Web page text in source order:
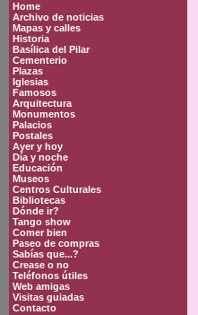
Home
Archivo de noticias
Mapas y calles
Historia
Basílica del Pilar
Cementerio
Plazas
Iglesias
Famosos
Arquitectura
Monumentos
Palacios
Postales
Ayer y hoy
Día y noche
Educación
Museos
Centros Culturales
Bibliotecas
Dónde ir?
Tango show
Comer bien
Paseo de compras
Sabías que...?
Crease o no
Teléfonos útiles
Web amigas
Visitas guiadas
Contacto